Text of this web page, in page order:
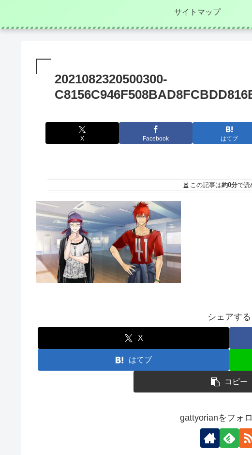
サイトマップ
2021082320500300-
X Facebook はてブ
この記事は約0分で読
シェアする
X
はてブ
コピー
gattyorianをフォ